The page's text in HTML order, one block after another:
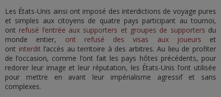
Les États-Unis ainsi ont imposé des interdictions de voyage pures
et simples aux citoyens de quatre pays participant au tournoi,
ont refusé l’entrée aux supporters et groupes de supporters du
monde entier, ont refusé des visas aux joueurs et
ont interdit l’accès au territoire à des arbitres. Au lieu de profiter
de l’occasion, comme l’ont fait les pays hôtes précédents, pour
redorer leur image et leur réputation, les États-Unis l’ont utilisée
pour mettre en avant leur impérialisme agressif et sans
complexes.